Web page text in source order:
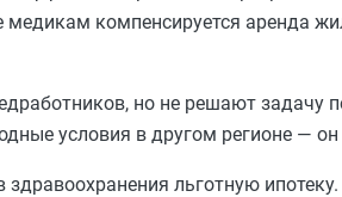
компенсируется аренда
но не решают задачу
условия в другом регионе — он
льготную